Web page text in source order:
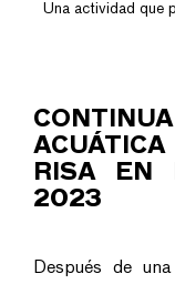
Una actividad que
RISA EN
2023
Después de